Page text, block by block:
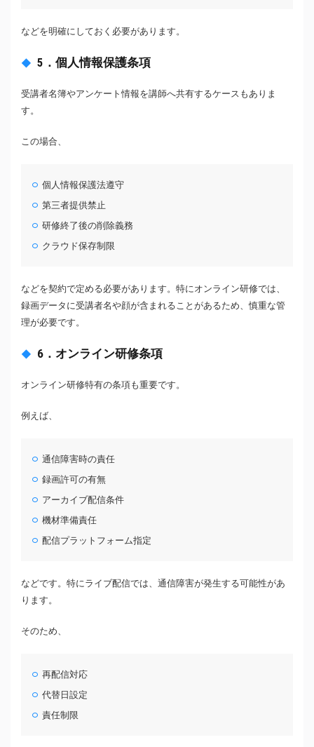
などを明確にしておく必要があります。
5．個人情報保護条項
受講者名簿やアンケート情報を講師へ共有するケースもありま
す。
この場合、
個人情報保護法遵守
第三者提供禁止
研修終了後の削除義務
クラウド保存制限
などを契約で定める必要があります。特にオンライン研修では、
録画データに受講者名や顔が含まれることがあるため、慎重な管
理が必要です。
6．オンライン研修条項
オンライン研修特有の条項も重要です。
例えば、
通信障害時の責任
録画許可の有無
アーカイブ配信条件
機材準備責任
配信プラットフォーム指定
などです。特にライブ配信では、通信障害が発生する可能性があ
ります。
そのため、
再配信対応
代替日設定
責任制限